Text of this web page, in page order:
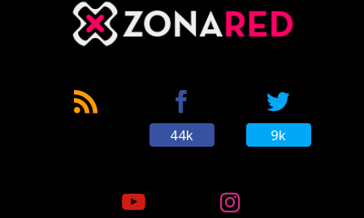
44k 9k